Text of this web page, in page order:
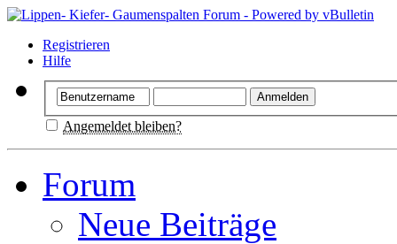
Registrieren
Hilfe
Angemeldet bleiben?
Forum
Neue Beiträge